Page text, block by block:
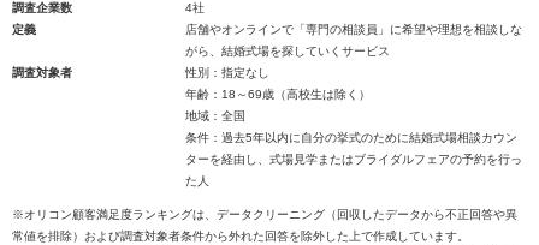
調査企業数
4社
定義
店舗やオンラインで「専門の相談員」に希望や理想を相談しな
がら、結婚式場を探していくサービス
調査対象者
性別：指定なし
年齢：18～69歳（高校生は除く）
地域：全国
条件：過去5年以内に自分の挙式のために結婚式場相談カウン
ターを経由し、式場見学またはブライダルフェアの予約を行っ
た人
※オリコン顧客満足度ランキングは、データクリーニング（回収したデータから不正回答や異
常値を排除）および調査対象者条件から外れた回答を除外した上で作成しています。